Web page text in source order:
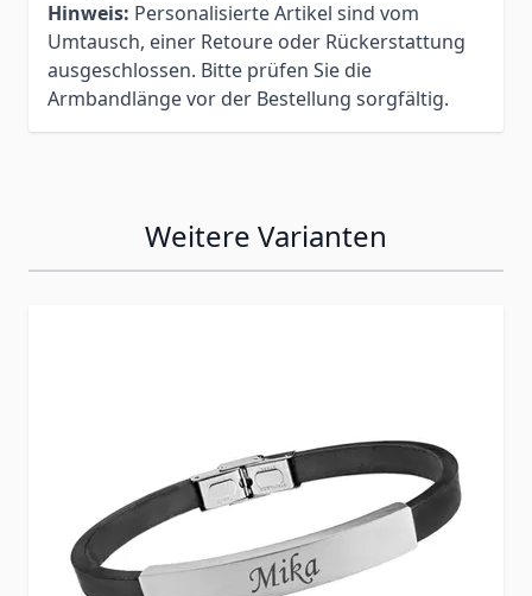
Hinweis: Personalisierte Artikel sind vom
Umtausch, einer Retoure oder Rückerstattung
ausgeschlossen. Bitte prüfen Sie die
Armbandlänge vor der Bestellung sorgfältig.
Weitere Varianten